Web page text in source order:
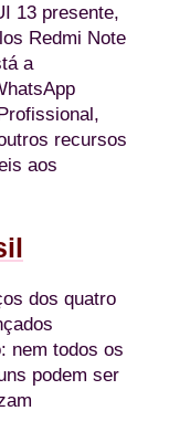
13 presente,
Redmi Note
a
recursos
aos
dos quatro
nem todos os
podem ser